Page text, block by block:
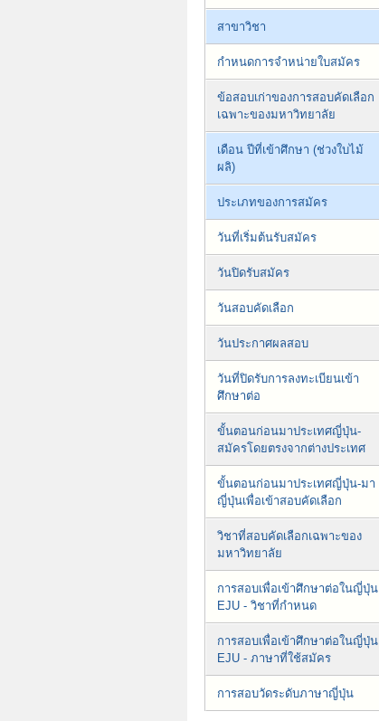
สาขาวิชา
กำหนดการจำหน่ายใบสมัคร
ข้อสอบเก่าของการสอบคัดเลือก
เฉพาะของมหาวิทยาลัย
เดือน ปีที่เข้าศึกษา (ช่วงใบไม้
ผลิ)
ประเภทของการสมัคร
วันที่เริ่มต้นรับสมัคร
วันปิดรับสมัคร
วันสอบคัดเลือก
วันประกาศผลสอบ
วันที่ปิดรับการลงทะเบียนเข้า
ศึกษาต่อ
ขั้นตอนก่อนมาประเทศญี่ปุ่น-
สมัครโดยตรงจากต่างประเทศ
ขั้นตอนก่อนมาประเทศญี่ปุ่น-มา
ญี่ปุ่นเพื่อเข้าสอบคัดเลือก
วิชาที่สอบคัดเลือกเฉพาะของ
มหาวิทยาลัย
การสอบเพื่อเข้าศึกษาต่อในญี่ปุ่น
EJU - วิชาที่กำหนด
การสอบเพื่อเข้าศึกษาต่อในญี่ปุ่น
EJU - ภาษาที่ใช้สมัคร
การสอบวัดระดับภาษาญี่ปุ่น